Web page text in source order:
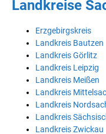
Landkreise
Erzgebirgskreis
Landkreis Bautzen
Landkreis Görlitz
Landkreis Leipzig
Landkreis Meißen
Landkreis
Landkreis
Landkreis
Landkreis Zwickau